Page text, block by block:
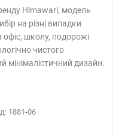
Himawari, модель
на різні випадки
офіс, школу, подорожі
чистого
мінімалістичний дизайн.
1881-06